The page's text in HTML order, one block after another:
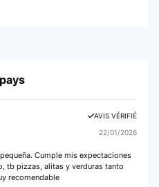
AVIS VÉRIFIÉ
22/01/2026
Cumple mis expectaciones
tb pizzas, alitas y verduras tanto
recomendable